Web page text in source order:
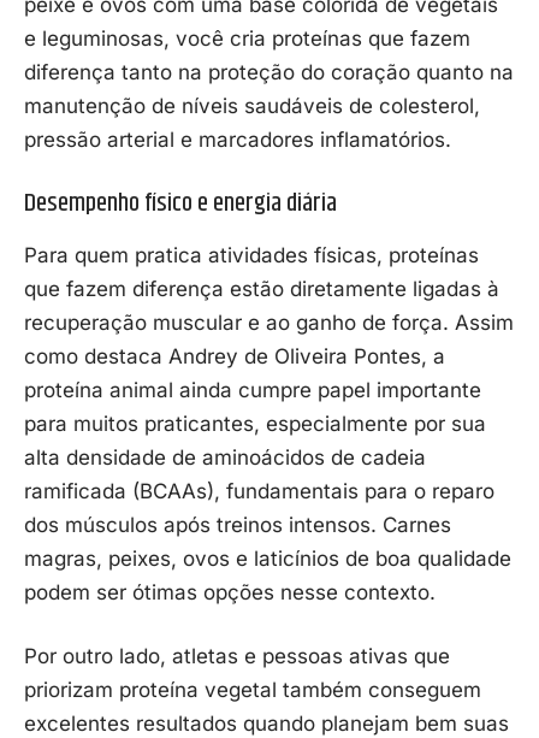
peixe e ovos com uma base colorida de vegetais
e leguminosas, você cria proteínas que fazem
diferença tanto na proteção do coração quanto na
manutenção de níveis saudáveis de colesterol,
pressão arterial e marcadores inflamatórios.
Desempenho físico e energia diária
Para quem pratica atividades físicas, proteínas
que fazem diferença estão diretamente ligadas à
recuperação muscular e ao ganho de força. Assim
como destaca Andrey de Oliveira Pontes, a
proteína animal ainda cumpre papel importante
para muitos praticantes, especialmente por sua
alta densidade de aminoácidos de cadeia
ramificada (BCAAs), fundamentais para o reparo
dos músculos após treinos intensos. Carnes
magras, peixes, ovos e laticínios de boa qualidade
podem ser ótimas opções nesse contexto.
Por outro lado, atletas e pessoas ativas que
priorizam proteína vegetal também conseguem
excelentes resultados quando planejam bem suas